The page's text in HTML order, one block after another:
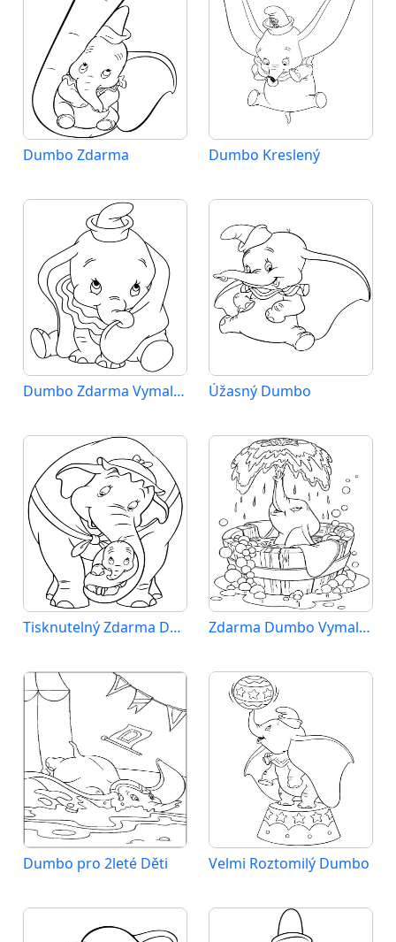
Dumbo Zdarma Dumbo Kreslený
Dumbo Zdarma Vymalovatelné Obrázek Úžasný Dumbo
Tisknutelný Zdarma Dumbo Zdarma Dumbo Vymalovatelné
Dumbo pro 2leté Děti Velmi Roztomilý Dumbo